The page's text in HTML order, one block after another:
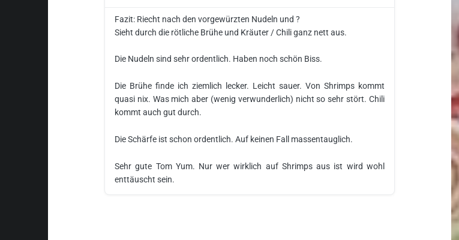
Fazit: Riecht nach den vorgewürzten Nudeln und ?
Sieht durch die rötliche Brühe und Kräuter / Chili ganz nett aus.
Die Nudeln sind sehr ordentlich. Haben noch schön Biss.
Die Brühe finde ich ziemlich lecker. Leicht sauer. Von Shrimps kommt
quasi nix. Was mich aber (wenig verwunderlich) nicht so sehr stört. Chili
kommt auch gut durch.
Die Schärfe ist schon ordentlich. Auf keinen Fall massentauglich.
Sehr gute Tom Yum. Nur wer wirklich auf Shrimps aus ist wird wohl
enttäuscht sein.